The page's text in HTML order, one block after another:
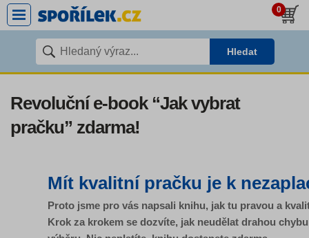
0
Hledat
Revoluční e-book “Jak vybrat
pračku” zdarma!
Mít kvalitní pračku je k
Proto jsme pro vás napsali knihu, jak tu pravou a
Krok za krokem se dozvíte, jak neudělat drahou